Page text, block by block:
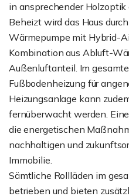
in ansprechender Holzoptik
Beheizt wird das Haus
Wärmepumpe mit Hybrid-
Kombination aus Abluft-
Außenluftanteil. Im
Fußbodenheizung für
Heizungsanlage kann
fernüberwacht werden.
die energetischen
nachhaltigen und
Immobilie.
Sämtliche Rollläden im
betrieben und bieten